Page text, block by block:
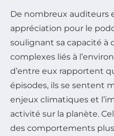
De nombreux auditeurs
appréciation pour le
soulignant sa capacité à
complexes liés à
d’entre eux rapportent
épisodes, ils se sentent
enjeux climatiques et
activité sur la planète.
des comportements